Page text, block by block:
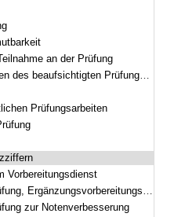
an der Prüfung
Prüfungsbereichs, Beeinflussungsversuch
Prüfungsarbeiten
Vorbereitungsdienst
Ergänzungsvorbereitungsdienst
zur Notenverbesserung